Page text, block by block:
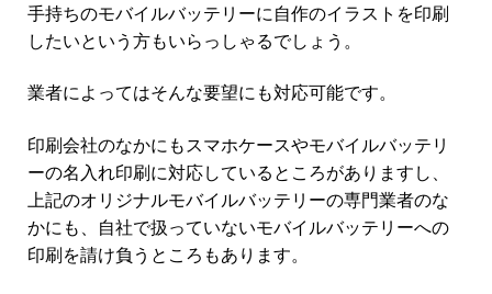
手持ちのモバイルバッテリーに自作のイラストを印刷
したいという方もいらっしゃるでしょう。
業者によってはそんな要望にも対応可能です。
印刷会社のなかにもスマホケースやモバイルバッテリ
ーの名入れ印刷に対応しているところがありますし、
上記のオリジナルモバイルバッテリーの専門業者のな
かにも、自社で扱っていないモバイルバッテリーへの
印刷を請け負うところもあります。